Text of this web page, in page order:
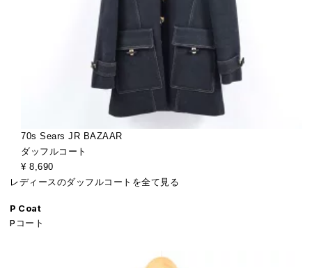
70s Sears JR BAZAAR
ダッフルコート
¥ 8,690
レディースのダッフルコートを全て見る
P Coat
Pコート